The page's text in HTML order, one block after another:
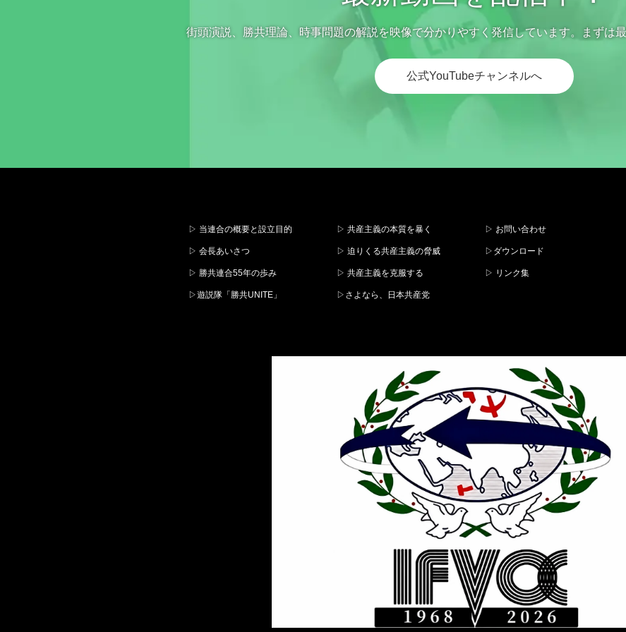
街頭演説、勝共理論、時事問題の解説を映像で分かりやすく発信しています。まずは
公式YouTubeチャンネルへ
▷ 当連合の概要と設立目的
▷ 会長あいさつ
▷ 勝共連合55年の歩み
▷遊説隊「勝共UNITE」
▷ 共産主義の本質を暴く
▷ 迫りくる共産主義の脅威
▷ 共産主義を克服する
▷さよなら、日本共産党
▷ お問い合わせ
▷ダウンロード
▷ リンク集